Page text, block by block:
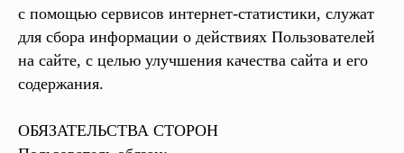
с помощью сервисов интернет-статистики, служат
для сбора информации о действиях Пользователей
на сайте, с целью улучшения качества сайта и его
содержания.
ОБЯЗАТЕЛЬСТВА СТОРОН